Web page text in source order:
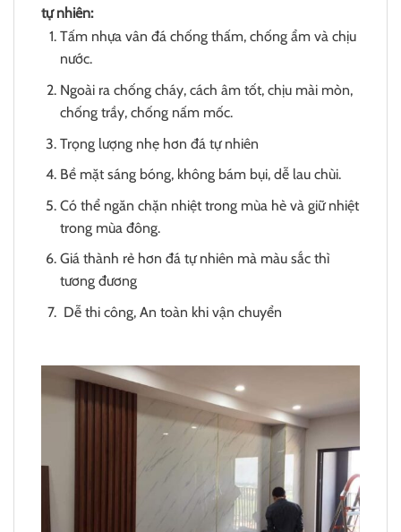
tự nhiên:
Tấm nhựa vân đá chống thấm, chống ẩm và chịu
nước.
Ngoài ra chống cháy, cách âm tốt, chịu mài mòn,
chống trầy, chống nấm mốc.
Trọng lượng nhẹ hơn đá tự nhiên
Bề mặt sáng bóng, không bám bụi, dễ lau chùi.
Có thể ngăn chặn nhiệt trong mùa hè và giữ nhiệt
trong mùa đông.
Giá thành rẻ hơn đá tự nhiên mà màu sắc thì
tương đương
Dễ thi công, An toàn khi vận chuyển